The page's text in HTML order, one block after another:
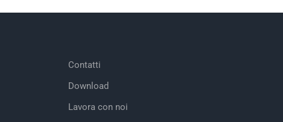
Contatti
Download
Lavora con noi